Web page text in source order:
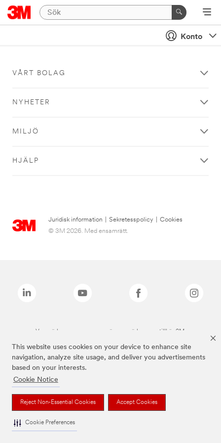
This website uses cookies on your device to enhance site
navigation, analyze site usage, and deliver you advertisements
based on your interests.
Cookie Notice
Reject Non-Essential Cookies Accept Cookies
Cookie Preferences
Konto
VÅRT BOLAG
NYHETER
MILJÖ
HJÄLP
Juridisk information Sekretesspolicy
Cookies
© 3M 2026. Med ensamrätt.
Varumärken som anges ovan är varumärken som tillhör 3M.